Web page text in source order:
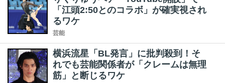
「江頭2:50とのコラボ」が確実視され
るワケ
芸能
横浜流星「BL発言」に批判殺到！そ
れでも芸能関係者が「クレームは無理
筋」と断じるワケ